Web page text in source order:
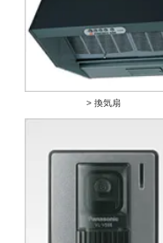
> 換気扇